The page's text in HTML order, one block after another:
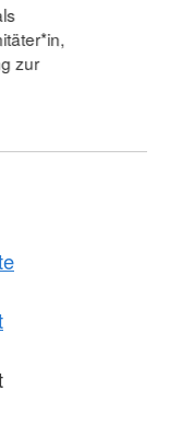
zur